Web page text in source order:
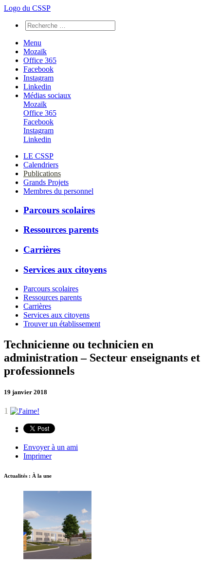
Logo du CSSP
Menu
Mozaïk
Office 365
Facebook
Instagram
Linkedin
Médias sociaux
Mozaïk
Office 365
Facebook
Instagram
Linkedin
LE CSSP
Calendriers
Publications
Grands Projets
Membres du personnel
Parcours scolaires
Ressources parents
Carrières
Services aux citoyens
Parcours scolaires
Ressources parents
Carrières
Services aux citoyens
Trouver un établissement
Technicienne ou technicien en
administration – Secteur enseignants et
professionnels
19 janvier 2018
1
Envoyer à un ami
Imprimer
Actualités : À la une